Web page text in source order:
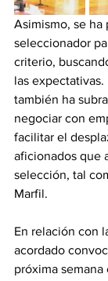
Asimismo, se ha
seleccionador
criterio,
las
también ha
negociar con
facilitar el
aficionados que
selección, tal
Marfil.
En relación con
acordado
próxima